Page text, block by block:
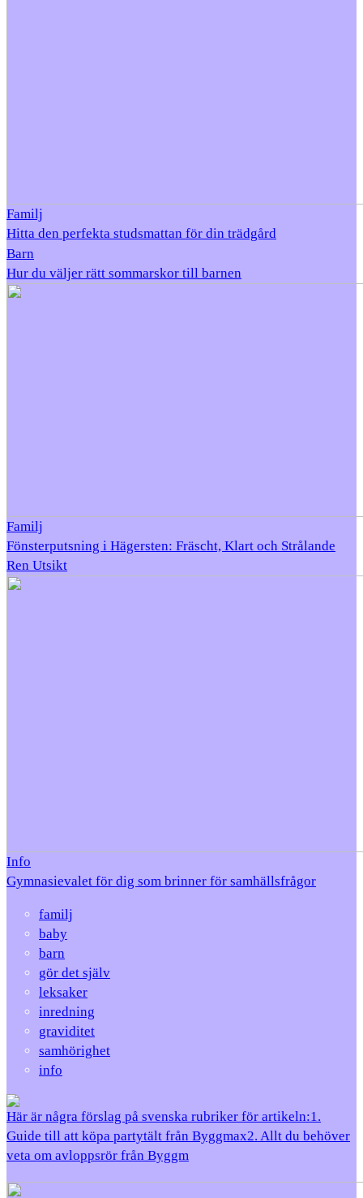
Familj
Hitta den perfekta studsmattan för din trädgård
Barn
Hur du väljer rätt sommarskor till barnen
Familj
Fönsterputsning i Hägersten: Fräscht, Klart och Strålande
Ren Utsikt
Info
Gymnasievalet för dig som brinner för samhällsfrågor
familj
baby
barn
gör det själv
leksaker
inredning
graviditet
samhörighet
info
Här är några förslag på svenska rubriker för artikeln:1.
Guide till att köpa partytält från Byggmax2. Allt du behöver
veta om avloppsrör från Byggm